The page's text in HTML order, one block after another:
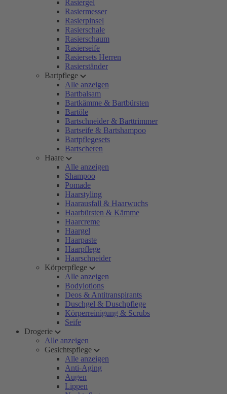
Rasiergel
Rasiermesser
Rasierpinsel
Rasierschale
Rasierschaum
Rasierseife
Rasiersets Herren
Rasierständer
Bartpflege
Alle anzeigen
Bartbalsam
Bartkämme & Bartbürsten
Bartöle
Bartschneider & Barttrimmer
Bartseife & Bartshampoo
Bartpflegesets
Bartscheren
Haare
Alle anzeigen
Shampoo
Pomade
Haarstyling
Haarausfall & Haarwuchs
Haarbürsten & Kämme
Haarcreme
Haargel
Haarpaste
Haarpflege
Haarschneider
Körperpflege
Alle anzeigen
Bodylotions
Deos & Antitranspirants
Duschgel & Duschpflege
Körperreinigung & Scrubs
Seife
Drogerie
Alle anzeigen
Gesichtspflege
Alle anzeigen
Anti-Aging
Augen
Lippen